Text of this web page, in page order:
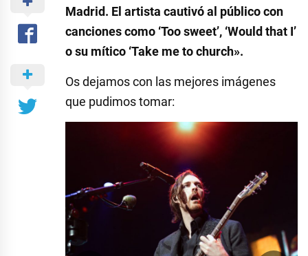
Madrid. El artista cautivó al público con
canciones como ‘Too sweet’, ‘Would that I’
o su mítico ‘Take me to church».
Os dejamos con las mejores imágenes
que pudimos tomar: